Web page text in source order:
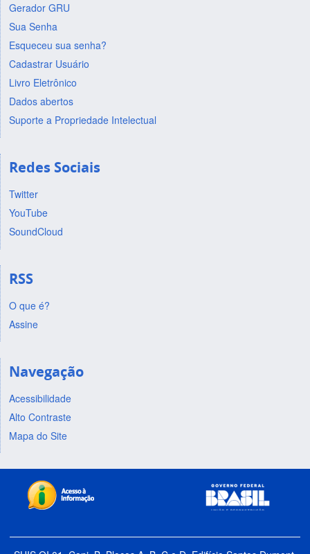
Gerador GRU
Sua Senha
Esqueceu sua senha?
Cadastrar Usuário
Livro Eletrônico
Dados abertos
Suporte a Propriedade Intelectual
Redes Sociais
Twitter
YouTube
SoundCloud
RSS
O que é?
Assine
Navegação
Acessibilidade
Alto Contraste
Mapa do Site